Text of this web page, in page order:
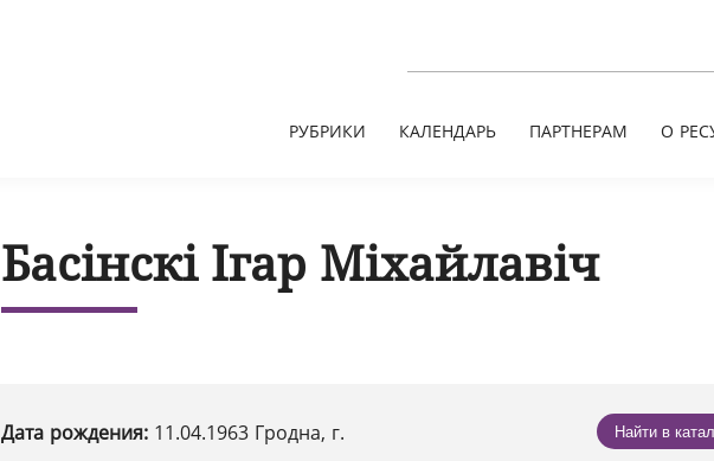
РУБРИКИ КАЛЕНДАРЬ ПАРТНЕРАМ О
Басінскі Ігар Міхайлавіч
Дата рождения: 11.04.1963 Гродна, г. Найти в